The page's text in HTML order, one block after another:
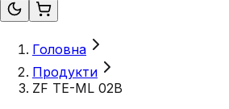
Головна
Продукти
ZF TE-ML 02B